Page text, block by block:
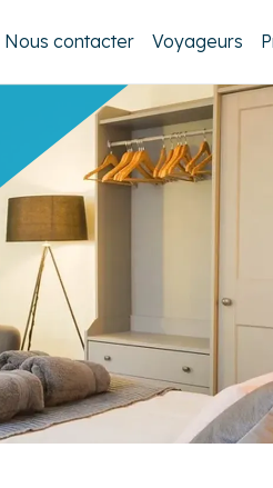
Nous contacter Voyageurs